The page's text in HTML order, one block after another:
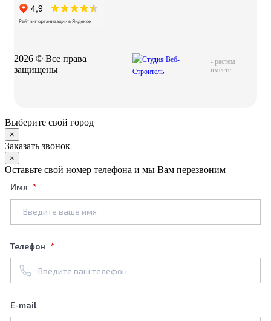
2026 © Все права
защищены
- растем
вместе
Выберите свой город
×
Заказать звонок
×
Оставьте свой номер телефона и мы Вам перезвоним
Имя
Телефон
E-mail